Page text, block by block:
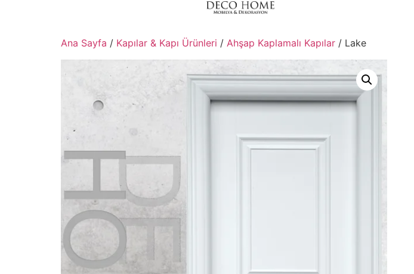
Ana Sayfa / Kapılar & Kapı Ürünleri / Ahşap Kaplamalı Kapılar / Lake